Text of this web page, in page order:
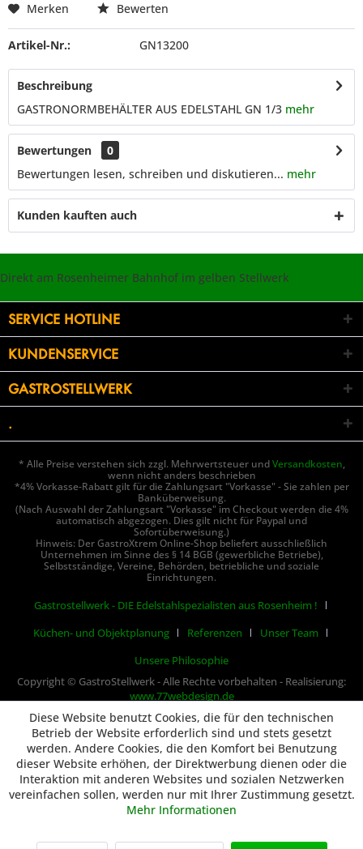
Merken Bewerten
Artikel-Nr.: GN13200
Beschreibung
GASTRONORMBEHÄLTER AUS EDELSTAHL GN 1/3 mehr
Bewertungen
0
Bewertungen lesen, schreiben und diskutieren... mehr
Kunden kauften auch
Direkt am Rosenheimer Bahnhof im gelben Stellwerk
SERVICE HOTLINE
KUNDENSERVICE
GASTROSTELLWERK
.
* Alle Preise verstehen sich zzgl. Mehrwertsteuer undVersandkosten,
wenn nicht anders beschrieben
*4% Vorkasse-Rabatt gilt für die Zahlungsart "Vorkasse" - Sie zahlen per
Banküberweisung.
(Nach Auswahl der Zahlungsart "Vorkasse" im Checkout werden die 4%
automatisch abgezogen. Dies gilt nicht für Paypal und
Sofortüberweisung.)
Hinweis: Der GastroXtrem Online-Shop beliefert ausschließlich
Unternehmen im Sinne des § 14 BGB (gewerbliche Betriebe),
Selbstständige, Vereine, Behörden, betriebliche und soziale
Einrichtungen.
Gastrostellwerk - DIE Edelstahlspezialisten aus Rosenheim !
Küchen- und Objektplanung
Referenzen
Unser Team
Unsere Philosophie
Copyright © GastroStellwerk - Alle Rechte vorbehalten - Realisierung:
www.77webdesign.de
Diese Website benutzt Cookies, die für den technischen
Betrieb der Website erforderlich sind und stets gesetzt
werden. Andere Cookies, die den Komfort bei Benutzung
dieser Website erhöhen, der Direktwerbung dienen oder die
Interaktion mit anderen Websites und sozialen Netzwerken
vereinfachen sollen, werden nur mit Ihrer Zustimmung gesetzt.
Mehr Informationen